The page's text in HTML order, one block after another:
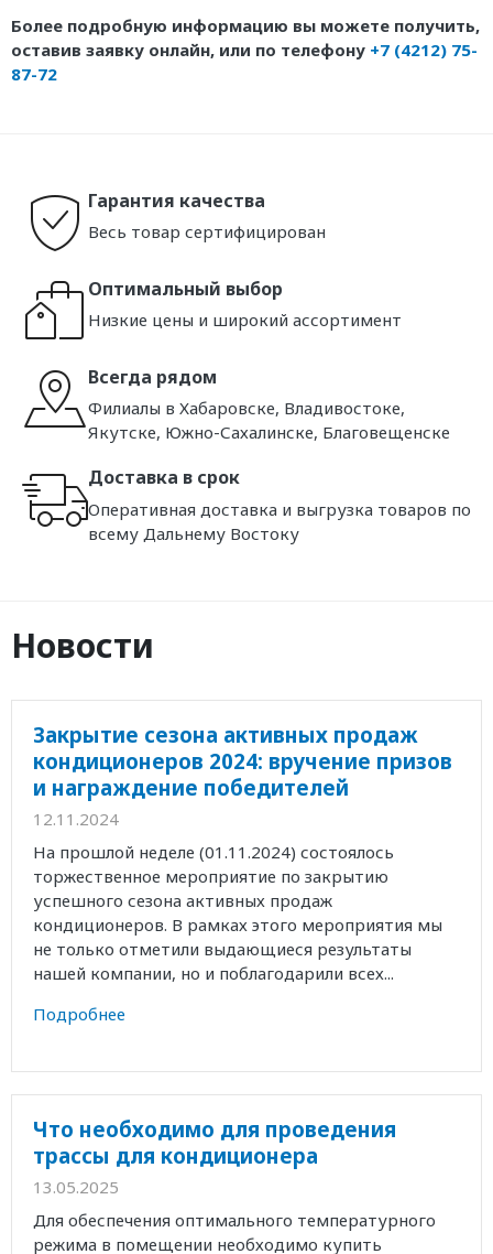
Более подробную информацию вы можете получить,
оставив заявку онлайн, или по телефону +7 (4212) 75-
87-72
Гарантия качества
Весь товар сертифицирован
Оптимальный выбор
Низкие цены и широкий ассортимент
Всегда рядом
Филиалы в Хабаровске, Владивостоке,
Якутске, Южно-Сахалинске, Благовещенске
Доставка в срок
Оперативная доставка и выгрузка товаров по
всему Дальнему Востоку
Новости
Закрытие сезона активных продаж
кондиционеров 2024: вручение призов
и награждение победителей
12.11.2024
На прошлой неделе (01.11.2024) состоялось
торжественное мероприятие по закрытию
успешного сезона активных продаж
кондиционеров. В рамках этого мероприятия мы
не только отметили выдающиеся результаты
нашей компании, но и поблагодарили всех...
Подробнее
Что необходимо для проведения
трассы для кондиционера
13.05.2025
Для обеспечения оптимального температурного
режима в помещении необходимо купить